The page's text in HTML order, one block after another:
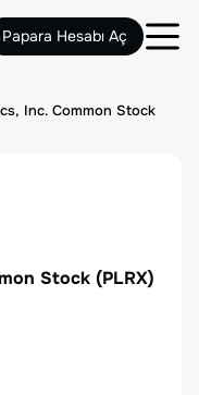
Papara Hesabı Aç
Inc. Common Stock
Stock (PLRX)